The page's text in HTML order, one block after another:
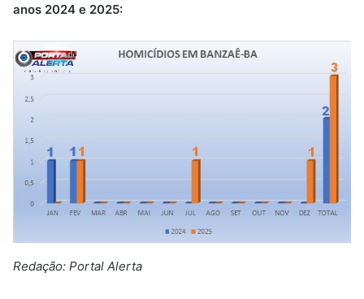
anos 2024 e 2025:
Redação: Portal Alerta